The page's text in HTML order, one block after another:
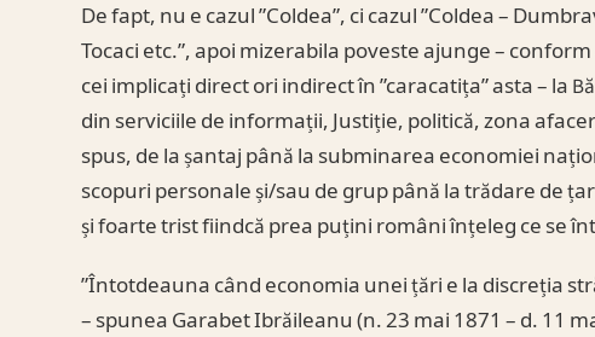
De fapt, nu e cazul ”Coldea”, ci cazul ”Coldea –
Tocaci etc.”, apoi mizerabila poveste ajunge –
cei implicați direct ori indirect în ”caracatița” asta – la
din serviciile de informații, Justiție, politică, zona
spus, de la șantaj până la subminarea economiei
scopuri personale și/sau de grup până la trădare de
și foarte trist fiindcă prea puțini români înțeleg ce se
”Întotdeauna când economia unei țări e la discreția
– spunea Garabet Ibrăileanu (n. 23 mai 1871 – d. 11